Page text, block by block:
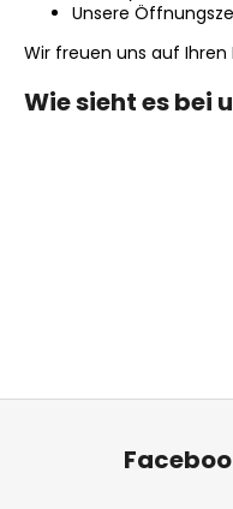
Unsere
Wir freuen uns auf
Wie sieht es bei